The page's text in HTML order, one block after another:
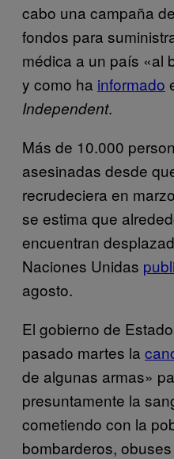
cabo una campaña
fondos para
médica a un país «al
y como ha informado
Independent.
Más de 10.000
asesinadas desde
recrudeciera en
se estima que
encuentran
Naciones Unidas
agosto.
El gobierno de
pasado martes la
de algunas armas»
presuntamente la
cometiendo con la
bombarderos,